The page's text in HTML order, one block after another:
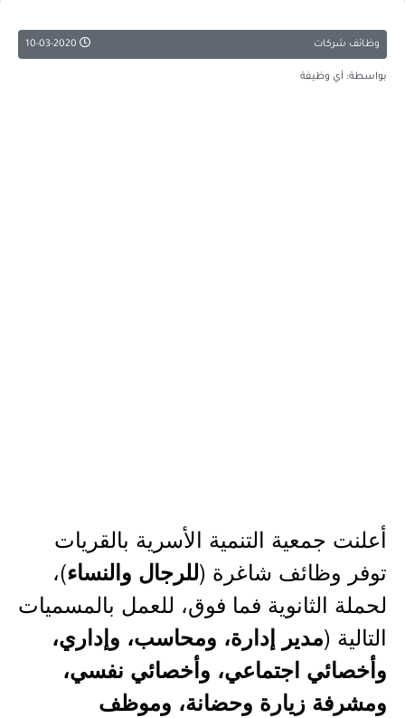
وظائف شركات
بواسطة: أي وظيفة
أعلنت جمعية التنمية الأسرية بالقريات
توفر وظائف شاغرة (للرجال والنساء)،
لحملة الثانوية فما فوق، للعمل بالمسميات
التالية (مدير إدارة، ومحاسب، وإداري،
وأخصائي اجتماعي، وأخصائي نفسي،
ومشرفة زيارة وحضانة، وموظف